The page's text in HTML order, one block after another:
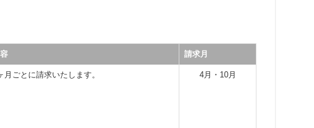
請求月
月ごとに請求いたします。 4月・10月